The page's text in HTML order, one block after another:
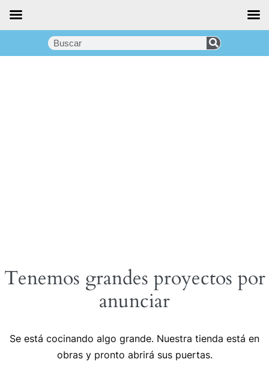
Tenemos grandes proyectos por
anunciar
Se está cocinando algo grande. Nuestra tienda está en
obras y pronto abrirá sus puertas.